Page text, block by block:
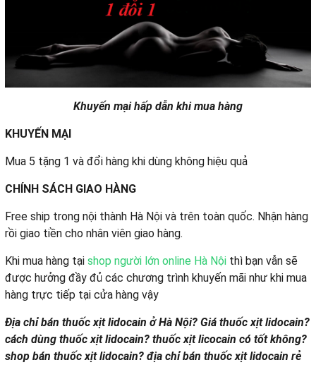
Khuyến mại hấp dẫn khi mua hàng
KHUYẾN MẠI
Mua 5 tặng 1 và đổi hàng khi dùng không hiệu quả
CHÍNH SÁCH GIAO HÀNG
Free ship trong nội thành Hà Nội và trên toàn quốc. Nhận hàng
rồi giao tiền cho nhân viên giao hàng.
Khi mua hàng tại shop người lớn online Hà Nội thì bạn vẫn sẽ
được hưởng đầy đủ các chương trình khuyến mãi như khi mua
hàng trực tiếp tại cửa hàng vậy
Địa chỉ bán thuốc xịt lidocain ở Hà Nội? Giá thuốc xịt lidocain?
cách dùng thuốc xịt lidocain? thuốc xịt licocain có tốt không?
shop bán thuốc xịt lidocain? địa chỉ bán thuốc xịt lidocain rẻ